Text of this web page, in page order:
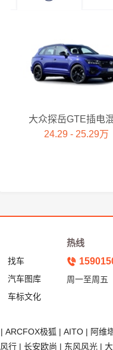
大众探岳GTE插电
24.29 - 25.29万
找车
汽车图库
车标文化
热线
周一至周五
| ARCFOX极狐 | AITO | 阿维
风行 | 长安欧尚 | 东风风光 |